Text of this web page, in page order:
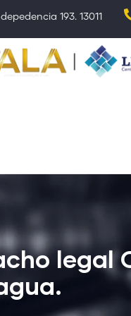
193. 13011
legal